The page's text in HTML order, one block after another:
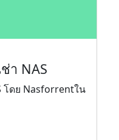
า NAS
โดย Nasforrentใน